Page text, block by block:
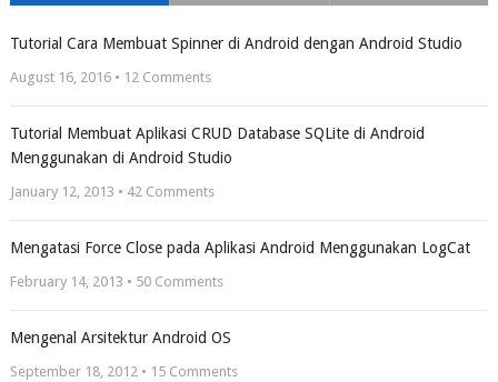
Tutorial Cara Membuat Spinner di Android dengan Android Studio
August 16, 2016 • 12Comments
Tutorial Membuat Aplikasi CRUD Database SQLite di Android
Menggunakan di Android Studio
January 12, 2013 • 42Comments
Mengatasi Force Close pada Aplikasi Android Menggunakan LogCat
February 14, 2013 • 50Comments
Mengenal Arsitektur Android OS
September 18, 2012 • 15Comments